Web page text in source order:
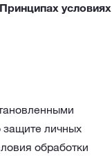
условиях
защите личных
обработки